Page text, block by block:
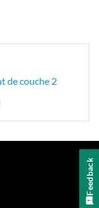
de couche 2
Feedback